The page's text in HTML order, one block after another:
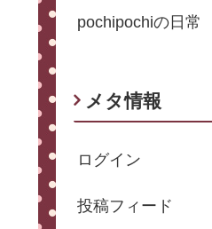
pochipochiの日常
メタ情報
ログイン
投稿フィード